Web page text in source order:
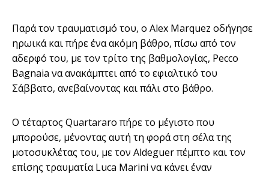
Παρά τον τραυματισμό του, ο Alex Marquez οδήγησε
ηρωικά και πήρε ένα ακόμη βάθρο, πίσω από τον
αδερφό του, με τον τρίτο της βαθμολογίας, Pecco
Bagnaia να ανακάμπτει από το εφιαλτικό του
Σάββατο, ανεβαίνοντας και πάλι στο βάθρο.
Ο τέταρτος Quartararo πήρε το μέγιστο που
μπορούσε, μένοντας αυτή τη φορά στη σέλα της
μοτοσυκλέτας του, με τον Aldeguer πέμπτο και τον
επίσης τραυματία Luca Marini να κάνει έναν